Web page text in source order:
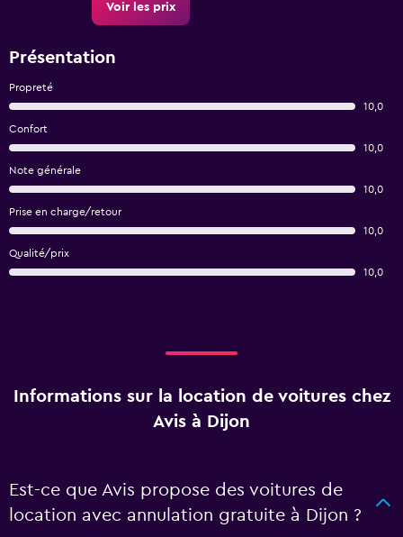
Voir les prix
Présentation
Propreté
10,0
Confort
10,0
Note générale
10,0
Prise en charge/retour
10,0
Qualité/prix
10,0
Informations sur la location de voitures chez
Avis à Dijon
Est-ce que Avis propose des voitures de
location avec annulation gratuite à Dijon ?